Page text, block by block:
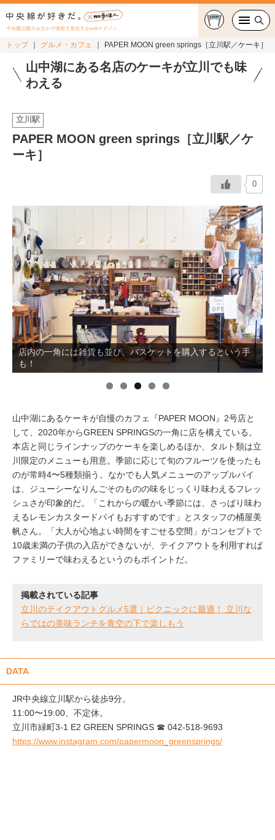
中央線沿線のお出かけ情報を発信するwebマガジン
グルメ・カフェ
おでかけ
ショッピング
特集
連載
中央線フェス
イベント情報
おしらせ
駅から
トップ グルメ・カフェ PAPER MOON green springs［立川駅／ケーキ］
山中湖にある名店のケーキが立川でも味
わえる
立川駅
PAPER MOON green springs［立川駅／ケ
ーキ］
0
店内の一角には雑貨も並び、バスケットを購入するという手
も！
山中湖にあるケーキが自慢のカフェ『PAPER MOON』2号店と
して、2020年からGREEN SPRINGSの一角に店を構えている。
本店と同じラインナップのケーキを楽しめるほか、タルト類は立
川限定のメニューも用意。季節に応じて旬のフルーツを使ったも
のが常時4〜5種類揃う。なかでも人気メニューのアップルパイ
は、ジューシーなりんごそのものの味をじっくり味わえるフレッ
シュさが印象的だ。「これからの暖かい季節には、さっぱり味わ
えるレモンカスタードパイもおすすめです」とスタッフの桶屋美
帆さん。「大人が心地よい時間をすごせる空間」がコンセプトで
10歳未満の子供の入店ができないが、テイクアウトを利用すれば
ファミリーで味わえるというのもポイントだ。
掲載されている記事
立川のテイクアウトグルメ5選｜ピクニックに最適！ 立川な
らではの美味ランチを青空の下で楽しもう
DATA
JR中央線立川駅から徒歩9分。
11:00〜19:00、不定休。
立川市緑町3-1 E2 GREEN SPRINGS ☎︎ 042-518-9693
https://www.instagram.com/papermoon_greensprings/